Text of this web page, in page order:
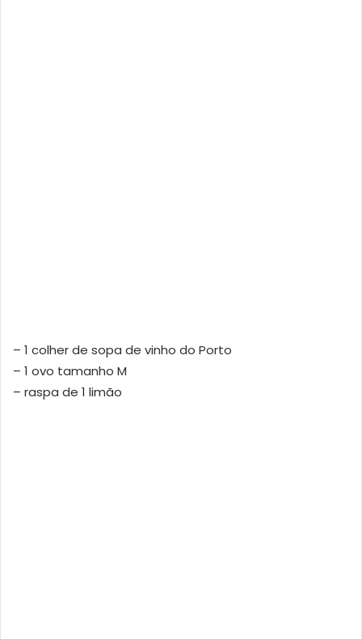
– 1 colher de sopa de vinho do Porto
– 1 ovo tamanho M
– raspa de 1 limão